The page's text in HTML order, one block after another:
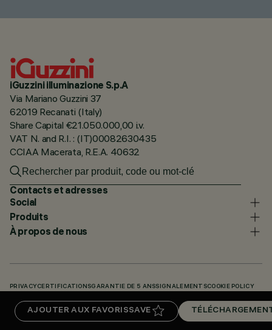
AJOUTER AUX FAVORISSAVE
iGuzzini illuminazione S.p.A
Via Mariano Guzzini 37
62019 Recanati (Italy)
Share Capital €21.050.000,00 i.v.
VAT N. and R.I. : (IT)00082630435
CCIAA Macerata, R.E.A. 40632
Contacts et adresses
Social
Produits
À propos de nous
PRIVACY CERTIFICATIONSGARANTIE DE 5 ANSSIGNALEMENTSCOOKIE POLICY
TÉLÉCHARGEMENTS